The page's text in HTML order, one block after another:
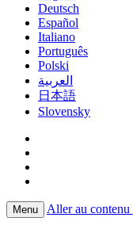
Deutsch
Español
Italiano
Português
Polski
العربية
日本語
Slovensky
Menu Aller au